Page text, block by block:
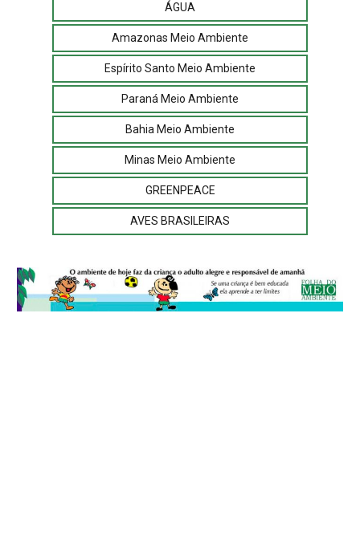
ÁGUA
Amazonas Meio Ambiente
Espírito Santo Meio Ambiente
Paraná Meio Ambiente
Bahia Meio Ambiente
Minas Meio Ambiente
GREENPEACE
AVES BRASILEIRAS